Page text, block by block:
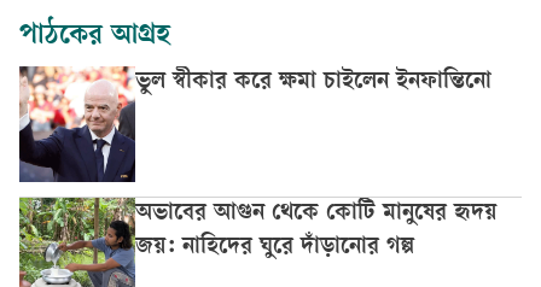
পাঠকের আগ্রহ
ভুল স্বীকার করে ক্ষমা চাইলেন ইনফান্তিনো
অভাবের আগুন থেকে কোটি মানুষের হৃদয়
জয়: নাহিদের ঘুরে দাঁড়ানোর গল্প